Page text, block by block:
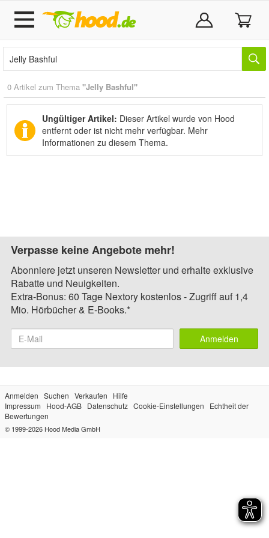
0 Artikel zum Thema "Jelly Bashful"
Ungültiger Artikel: Dieser Artikel wurde von Hood
entfernt oder ist nicht mehr verfügbar. Mehr
Informationen zu diesem Thema.
Verpasse keine Angebote mehr!
Abonniere jetzt unseren Newsletter und erhalte exklusive
Rabatte und Neuigkeiten.
Extra-Bonus: 60 Tage Nextory kostenlos - Zugriff auf 1,4
Mio. Hörbücher & E-Books.*
Anmelden
Anmelden Suchen Verkaufen
Hilfe
Impressum
Hood-AGB Datenschutz Cookie-Einstellungen
Echtheit der
Bewertungen
© 1999-2026 Hood Media GmbH